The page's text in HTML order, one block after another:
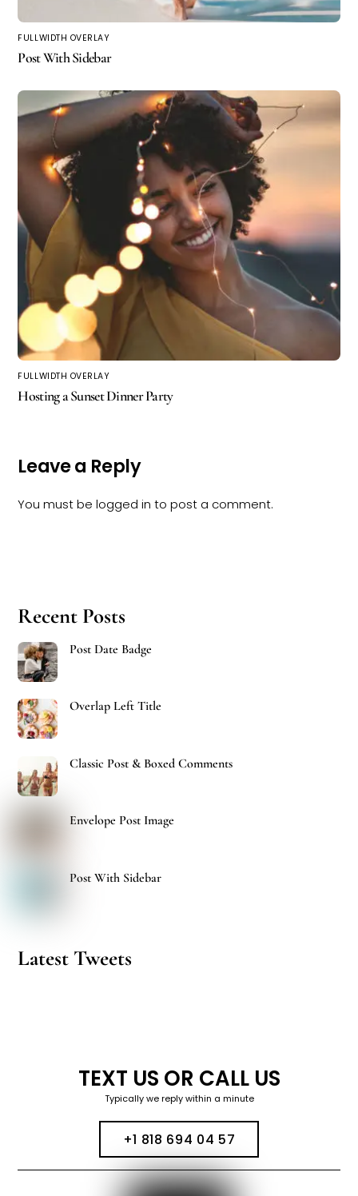
FULLWIDTH OVERLAY
Post With Sidebar
FULLWIDTH OVERLAY
Hosting a Sunset Dinner Party
Leave a Reply
You must belogged in to post a comment.
Recent Posts
Post Date Badge
Overlap Left Title
Classic Post & Boxed Comments
Envelope Post Image
Post With Sidebar
Latest Tweets
TEXT US OR CALL US
Typically we reply within a minute
+1 818 694 04 57